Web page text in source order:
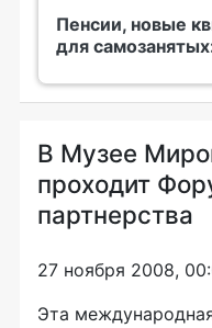
Пенсии, новые
для
В Музее
проходит
партнерства
27 ноября 2008,
Эта